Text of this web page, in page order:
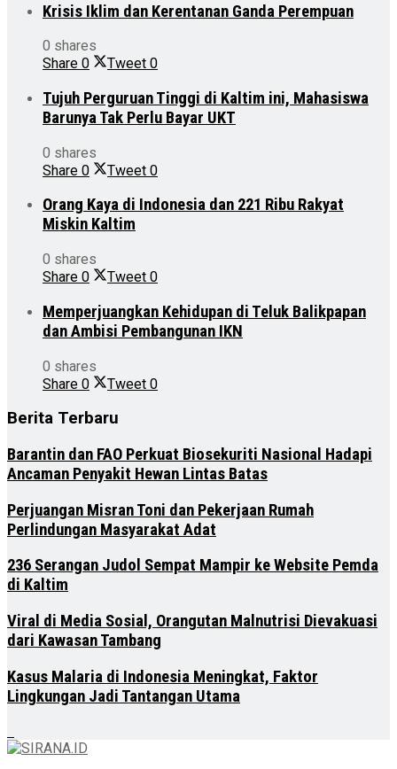
Krisis Iklim dan Kerentanan Ganda Perempuan
0 shares
Share 0 Tweet 0
Tujuh Perguruan Tinggi di Kaltim ini, Mahasiswa
Barunya Tak Perlu Bayar UKT
0 shares
Share 0 Tweet 0
Orang Kaya di Indonesia dan 221 Ribu Rakyat
Miskin Kaltim
0 shares
Share 0 Tweet 0
Memperjuangkan Kehidupan di Teluk Balikpapan
dan Ambisi Pembangunan IKN
0 shares
Share 0 Tweet 0
Berita Terbaru
Barantin dan FAO Perkuat Biosekuriti Nasional Hadapi
Ancaman Penyakit Hewan Lintas Batas
Perjuangan Misran Toni dan Pekerjaan Rumah
Perlindungan Masyarakat Adat
236 Serangan Judol Sempat Mampir ke Website Pemda
di Kaltim
Viral di Media Sosial, Orangutan Malnutrisi Dievakuasi
dari Kawasan Tambang
Kasus Malaria di Indonesia Meningkat, Faktor
Lingkungan Jadi Tantangan Utama